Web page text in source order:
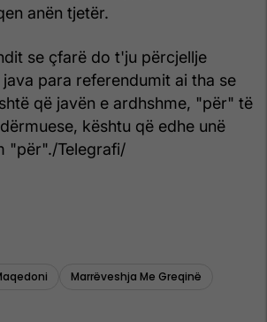
anën tjetër.
se çfarë do t'ju përcjellje
para referendumit ai tha se
që javën e ardhshme, "për" të
kështu që edhe unë
"për"./Telegrafi/
Marrëveshja Me Greqinë